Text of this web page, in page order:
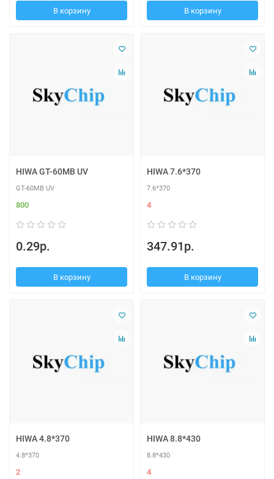
В корзину В корзину
HIWA GT-60MB UV
GT-60MB UV
800
0.29р.
В корзину
HIWA 7.6*370
7.6*370
4
347.91р.
В корзину
HIWA 4.8*370
4.8*370
2
HIWA 8.8*430
8.8*430
4